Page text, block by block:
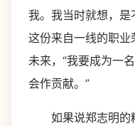
我。我当时就想，是
这份来自一线的职业
未来，“我要成为一
会作贡献。”
如果说郑志明的